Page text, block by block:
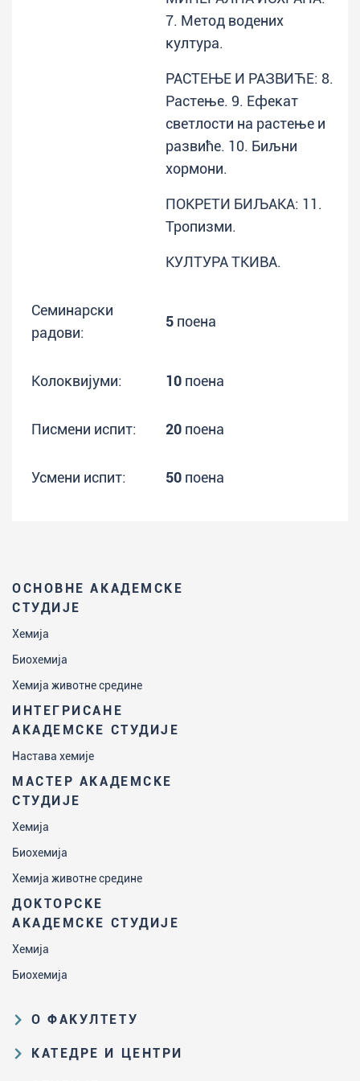
ОСНОВНЕ АКАДЕМСКЕ
СТУДИЈЕ
Хемија
Биохемија
Хемија животне средине
ИНТЕГРИСАНЕ
АКАДЕМСКЕ СТУДИЈЕ
Настава хемије
МАСТЕР АКАДЕМСКЕ
СТУДИЈЕ
Хемија
Биохемија
Хемија животне средине
ДОКТОРСКЕ
АКАДЕМСКЕ СТУДИЈЕ
Хемија
Биохемија
О ФАКУЛТЕТУ
Образовна и научна делатност
КАТЕДРЕ И ЦЕНТРИ
7. Метод водених
култура.
РАСТЕЊЕ И РАЗВИЋЕ: 8.
Растење. 9. Ефекат
светлости на растење и
развиће. 10. Биљни
хормони.
ПОКРЕТИ БИЉАКА: 11.
Тропизми.
КУЛТУРА ТКИВА.
Семинарски
радови:
5 поена
Колоквијуми: 10 поена
Писмени испит: 20 поена
Усмени испит: 50 поена